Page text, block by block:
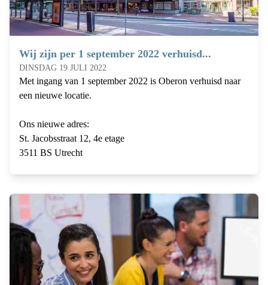
Wij zijn per 1 september 2022 verhuisd...
DINSDAG 19 JULI 2022
Met ingang van 1 september 2022 is Oberon verhuisd naar
een nieuwe locatie.
Ons nieuwe adres:
St. Jacobsstraat 12, 4e etage
3511 BS Utrecht